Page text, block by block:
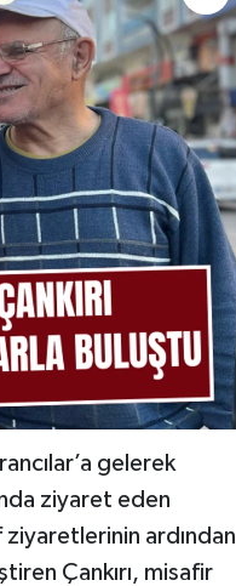
gelerek
ziyaret eden
ardından
Çankırı, misafir